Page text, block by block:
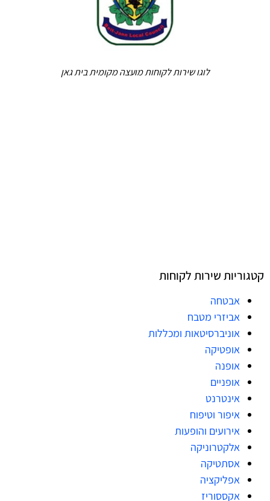
לוגו שירות לקוחות מועצה מקומית בית גאן
קטגוריות שירות לקוחות
אבטחה
אביזרי מטבח
אוניברסיטאות ומכללות
אופטיקה
אופנה
אופניים
אינטרנט
איפור וטיפוח
אירועים והופעות
אלקטרוניקה
אסתטיקה
אפליקציה
אקססוריז